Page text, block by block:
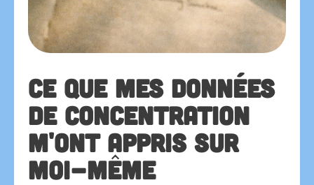
Ce que mes données
de concentration
m'ont appris sur
moi-même